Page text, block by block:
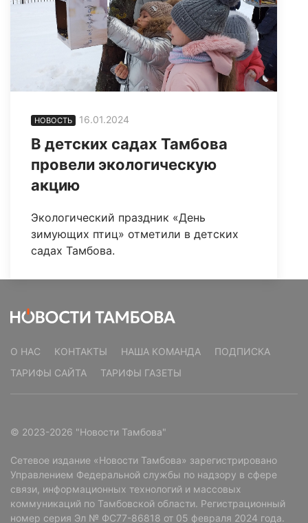
НОВОСТЬ 16.01.2024
В детских садах Тамбова
провели экологическую
акцию
Экологический праздник «День
зимующих птиц» отметили в детских
садах Тамбова.
О НАС КОНТАКТЫ НАША КОМАНДА
ПОДПИСКА
ТАРИФЫ САЙТА
ТАРИФЫ ГАЗЕТЫ
© 2023-2026 "Новости Тамбова"
Сетевое издание «Новости Тамбова» зарегистрировано
Управлением Федеральной службы по надзору в сфере
связи, информационных технологий и массовых
коммуникаций по Тамбовской области. Регистрационный
номер серия Эл № ФС77-86818 от 05 февраля 2024 года.